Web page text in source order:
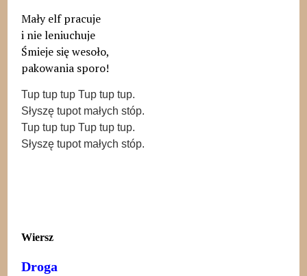
Mały elf pracuje
i nie leniuchuje
Śmieje się wesoło,
pakowania sporo!
Tup tup tup Tup tup tup.
Słyszę tupot małych stóp.
Tup tup tup Tup tup tup.
​Słyszę tupot małych stóp.
Wiersz
Droga